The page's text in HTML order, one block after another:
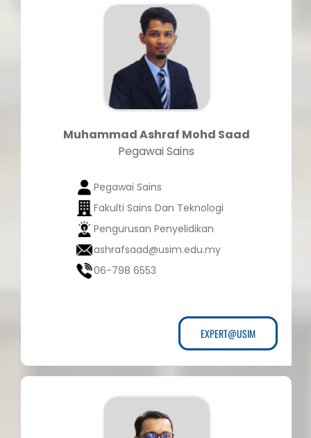
Muhammad Ashraf Mohd Saad
Pegawai Sains
Pegawai Sains
Fakulti Sains Dan Teknologi
Pengurusan Penyelidikan
ashrafsaad@usim.edu.my
06-798 6553
EXPERT@USIM